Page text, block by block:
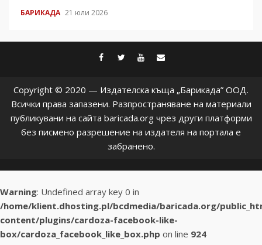
БАРИКАДА 21 юли 2026
facebook
twitter
youtube
Copyright © 2020 — Издателска къща „Барикада” ООД.
Всички права запазени. Разпространяване на материали
публикувани на сайта baricada.org чрез други платформи
без писмено разрешение на издателя на портала е
забранено.
Warning: Undefined array key 0 in
/home/klient.dhosting.pl/bcdmedia/baricada.org/
content/plugins/cardoza-facebook-like-
box/cardoza_facebook_like_box.php on line 924